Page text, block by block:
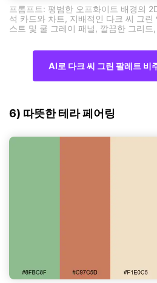
프롬프트: 평범한 오프화이트 배경의
석 카드와 차트, 지배적인 다크 씨 그린
스트 및 쿨 그레이 패널, 깔끔한 그리
AI로 다크 씨 그린 팔레트 비
6) 따뜻한 테라 페어링